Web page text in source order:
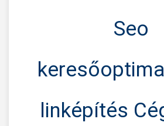
Seo
linképítés